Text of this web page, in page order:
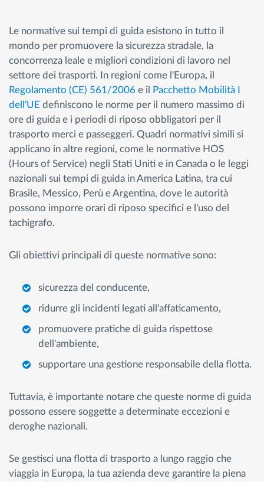
Le normative sui tempi di guida esistono in tutto il
mondo per promuovere la sicurezza stradale, la
concorrenza leale e migliori condizioni di lavoro nel
settore dei trasporti. In regioni come l'Europa, il
Regolamento (CE) 561/2006 e il
Pacchetto Mobilità I
dell'UE definiscono le norme per il numero massimo di
ore di guida e i periodi di riposo obbligatori per il
trasporto merci e passeggeri. Quadri normativi simili si
applicano in altre regioni, come le normative HOS
(Hours of Service) negli Stati Uniti e in Canada o le leggi
nazionali sui tempi di guida in America Latina, tra cui
Brasile, Messico, Perù e Argentina, dove le autorità
possono imporre orari di riposo specifici e l'uso del
tachigrafo.
Gli obiettivi principali di queste normative sono:
sicurezza del conducente,
ridurre gli incidenti legati all'affaticamento,
promuovere pratiche di guida rispettose
dell'ambiente,
supportare una gestione responsabile della flotta.
Tuttavia, è importante notare che queste norme di guida
possono essere soggette a determinate eccezioni e
deroghe nazionali.
Se gestisci una flotta di trasporto a lungo raggio che
viaggia in Europa, la tua azienda deve garantire la piena